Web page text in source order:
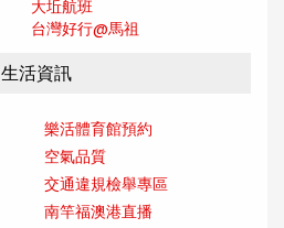
大坵航班
台灣好行@馬祖
生活資訊
樂活體育館預約
空氣品質
交通違規檢舉專區
南竿福澳港直播